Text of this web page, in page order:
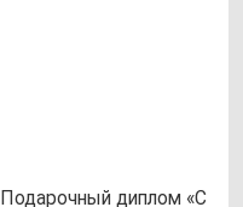
Пода­роч­ный дип­лом «С